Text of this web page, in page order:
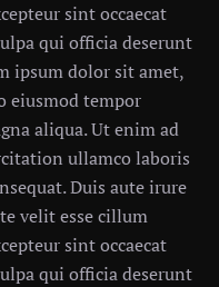
sint occaecat
qui officia deserunt
ipsum dolor sit amet,
eiusmod tempor
aliqua. Ut enim ad
ullamco laboris
Duis aute irure
velit esse cillum
sint occaecat
qui officia deserunt